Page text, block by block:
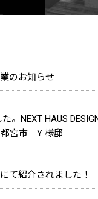
のお知らせ
。NEXT HAUS
宮市 Y 様邸
て紹介されました！